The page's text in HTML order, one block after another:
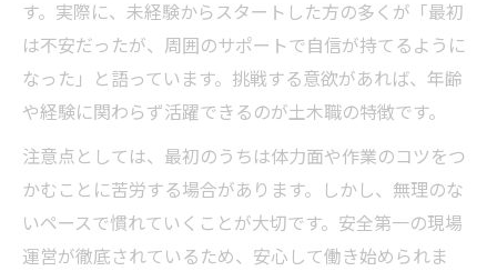
す。実際に、未経験からスタートした方の多くが「最初
は不安だったが、周囲のサポートで自信が持てるように
なった」と語っています。挑戦する意欲があれば、年齢
や経験に関わらず活躍できるのが土木職の特徴です。
注意点としては、最初のうちは体力面や作業のコツをつ
かむことに苦労する場合があります。しかし、無理のな
いペースで慣れていくことが大切です。安全第一の現場
運営が徹底されているため、安心して働き始められま